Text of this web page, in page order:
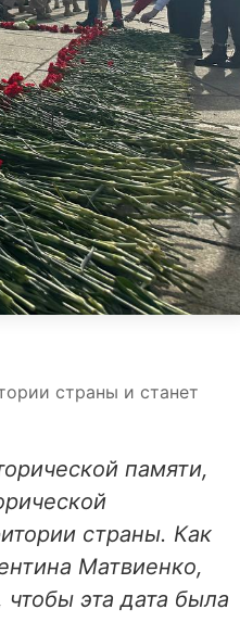
страны и станет
памяти,
страны. Как
Матвиенко,
эта дата была